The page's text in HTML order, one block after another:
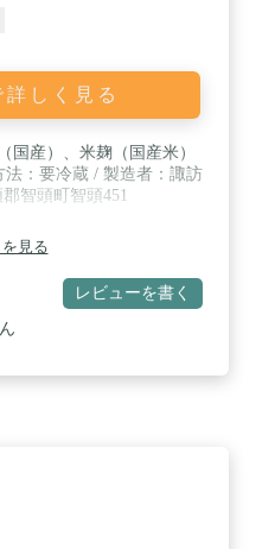
しく見る
国産）、米麹（国産米）
：要冷蔵 / 製造者：諏訪
智頭町智頭451
見る
レビューを書く